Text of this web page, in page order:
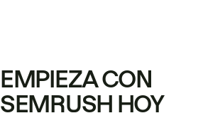
EMPIEZA CON
SEMRUSH HOY